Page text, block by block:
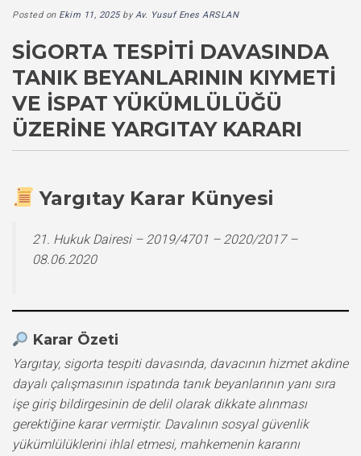
Posted on Ekim 11, 2025byAv. Yusuf Enes ARSLAN
SIGORTA TESPITI DAVASINDA
TANIK BEYANLARININ KIYMETI
VE İSPAT YÜKÜMLÜLÜĞÜ
ÜZERINE YARGITAY KARARI
Yargıtay Karar Künyesi
21. Hukuk Dairesi – 2019/4701 – 2020/2017 –
08.06.2020
Karar Özeti
Yargıtay, sigorta tespiti davasında, davacının hizmet akdine
dayalı çalışmasının ispatında tanık beyanlarının yanı sıra
işe giriş bildirgesinin de delil olarak dikkate alınması
gerektiğine karar vermiştir. Davalının sosyal güvenlik
yükümlülüklerini ihlal etmesi, mahkemenin kararını